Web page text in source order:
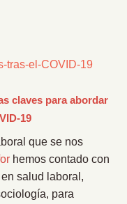
claves para abordar
19
que se nos
hemos contado con
salud laboral,
para